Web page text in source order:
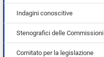
Indagini conoscitive
Stenografici delle Commissioni
Comitato per la legislazione